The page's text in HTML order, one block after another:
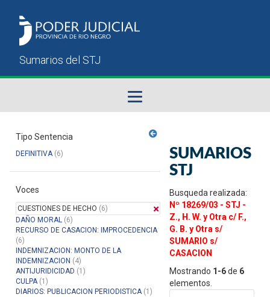
Sumarios del STJ
Manual del Usuario
Tipo Sentencia
DEFINITIVA(6)
Voces
CUESTIONES DE HECHO (6)
DAÑO MORAL (6)
RECURSO DE CASACION: IMPROCEDENCIA
(6)
INDEMNIZACION: MONTO DE LA
INDEMNIZACION (4)
ANTIJURIDICIDAD (1)
CULPA(1)
DIARIOS: PUBLICACION PERIODISTICA(1)
SUMARIOS
STJ
Busqueda realizada:
Nº 18269/03 - STJ -
Z., H. W. y Otra c/ F.,
G. B. y Otra s/
SUMARIO s/
CASACION
Mostrando 1-6de 6
elementos.